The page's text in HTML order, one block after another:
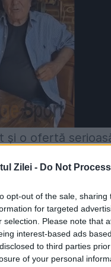
Zilei - Do Not
opt-out of the sale,
for targeted
selection. Please note that
interest-based ads
to third parties
of your personal
o ofertă
ca românul să
variantă vine
clubului, iar
va fi mâine, dar